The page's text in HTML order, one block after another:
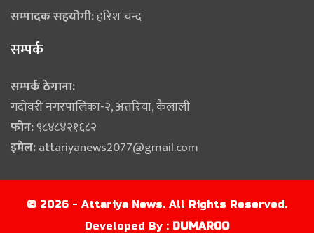
सम्पादक सहयोगी:हरिश चन्द
सम्पर्क
सम्पर्क ठेगाना:
गदोवरी नगरपालिका-२, अत्तरिया, कैलाली
फोन:९८४८४२१६८२
इमेल:attariyanews2077@gmail.com
© 2026 - Attariya News. All Rights Reserved.
Developed By : DUMAROO